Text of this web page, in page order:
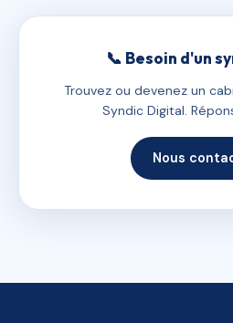
📞 Besoin d'un
Trouvez ou devenez un
Syndic Digital.
Nous